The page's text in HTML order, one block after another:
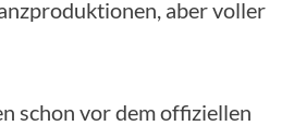
aber voller
schon vor dem offiziellen